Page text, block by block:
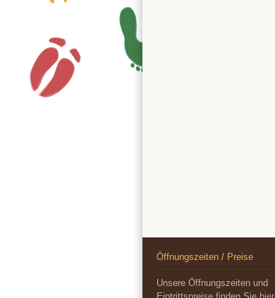
Öffnungszeiten / Preise
Unsere Öffnungszeiten und